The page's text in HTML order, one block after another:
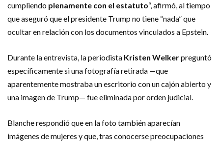
cumpliendo plenamente con el estatuto“, afirmó, al tiempo
que aseguró que el presidente Trump no tiene “nada” que
ocultar en relación con los documentos vinculados a Epstein.
Durante la entrevista, la periodista Kristen Welkerpreguntó
específicamente si una fotografía retirada —que
aparentemente mostraba un escritorio con un cajón abierto y
una imagen de Trump— fue eliminada por orden judicial.
Blanche respondió que en la foto también aparecían
imágenes de mujeres y que, tras conocerse preocupaciones